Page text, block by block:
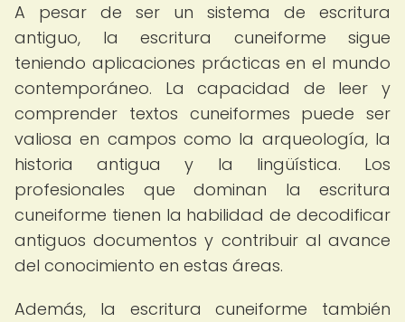
A pesar de ser un sistema de escritura
antiguo, la escritura cuneiforme sigue
teniendo aplicaciones prácticas en el mundo
contemporáneo. La capacidad de leer y
comprender textos cuneiformes puede ser
valiosa en campos como la arqueología, la
historia antigua y la lingüística. Los
profesionales que dominan la escritura
cuneiforme tienen la habilidad de decodificar
antiguos documentos y contribuir al avance
del conocimiento en estas áreas.
Además, la escritura cuneiforme también